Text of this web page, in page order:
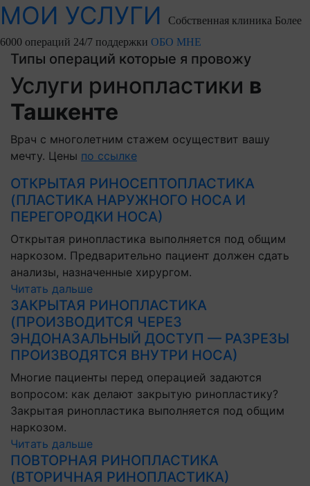
МОИ УСЛУГИ
Собственная клиника Более
6000 операций 24/7 поддержки ОБО МНЕ
Типы операций которые я провожу
Услуги ринопластики в
Ташкенте
Врач с многолетним стажем осуществит вашу
мечту. Цены по ссылке
ОТКРЫТАЯ РИНОСЕПТОПЛАСТИКА
(ПЛАСТИКА НАРУЖНОГО НОСА И
ПЕРЕГОРОДКИ НОСА)
Открытая ринопластика выполняется под общим
наркозом. Предварительно пациент должен сдать
анализы, назначенные хирургом.
Читать дальше
ЗАКРЫТАЯ РИНОПЛАСТИКА
(ПРОИЗВОДИТСЯ ЧЕРЕЗ
ЭНДОНАЗАЛЬНЫЙ ДОСТУП — РАЗРЕЗЫ
ПРОИЗВОДЯТСЯ ВНУТРИ НОСА)
Многие пациенты перед операцией задаются
вопросом: как делают закрытую ринопластику?
Закрытая ринопластика выполняется под общим
наркозом.
Читать дальше
ПОВТОРНАЯ РИНОПЛАСТИКА
(ВТОРИЧНАЯ РИНОПЛАСТИКА)